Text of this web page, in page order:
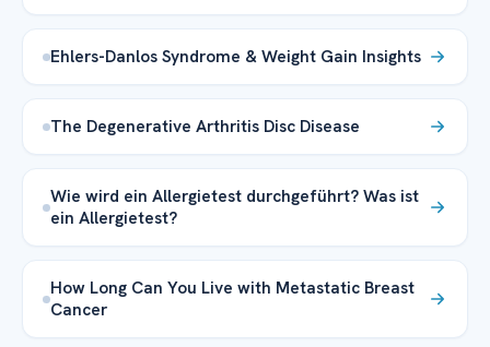
Ehlers-Danlos Syndrome & Weight Gain Insights
The Degenerative Arthritis Disc Disease
Wie wird ein Allergietest durchgeführt? Was ist
ein Allergietest?
How Long Can You Live with Metastatic Breast
Cancer